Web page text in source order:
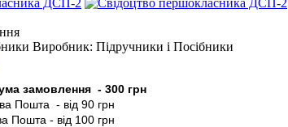
Виробник: Підручники і Посібники
замовлення - 300 грн
Пошта - від 90 грн
Пошта - від 100 грн